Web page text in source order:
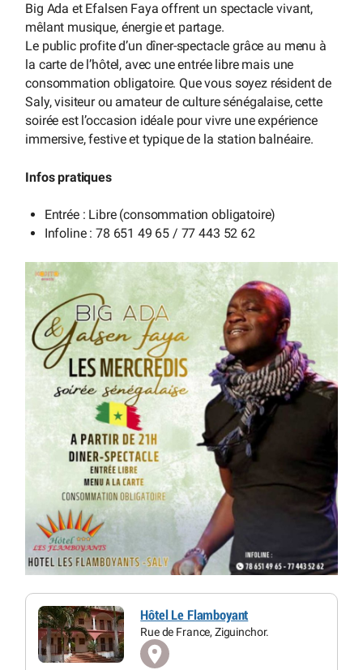
Big Ada et Efalsen Faya offrent un spectacle vivant,
mêlant musique, énergie et partage.
Le public profite d’un dîner-spectacle grâce au menu à
la carte de l’hôtel, avec une entrée libre mais une
consommation obligatoire. Que vous soyez résident de
Saly, visiteur ou amateur de culture sénégalaise, cette
soirée est l’occasion idéale pour vivre une expérience
immersive, festive et typique de la station balnéaire.
Infos pratiques
Entrée : Libre (consommation obligatoire)
Infoline : 78 651 49 65 / 77 443 52 62
Hôtel Le Flamboyant
Rue de France, Ziguinchor.